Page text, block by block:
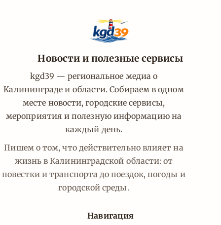
Новости и полезные сервисы
kgd39 — региональное медиа о
Калининграде и области. Собираем в одном
месте новости, городские сервисы,
мероприятия и полезную информацию на
каждый день.
Пишем о том, что действительно влияет на
жизнь в Калининградской области: от
повестки и транспорта до поездок, погоды и
городской среды.
Навигация